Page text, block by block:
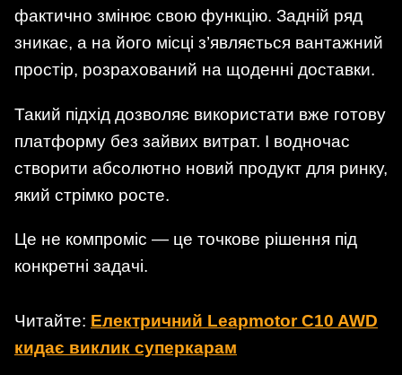
фактично змінює свою функцію. Задній ряд
зникає, а на його місці з’являється вантажний
простір, розрахований на щоденні доставки.
Такий підхід дозволяє використати вже готову
платформу без зайвих витрат. І водночас
створити абсолютно новий продукт для ринку,
який стрімко росте.
Це не компроміс — це точкове рішення під
конкретні задачі.
Читайте: Електричний Leapmotor C10 AWD
кидає виклик суперкарам